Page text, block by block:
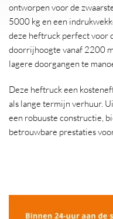
ontworpen voor de
5000 kg en een
deze heftruck perfect voor
doorrijhoogte vanaf 2200
lagere doorgangen te
Deze heftruck een
als lange termijn verhuur.
een robuuste constructie,
betrouwbare prestaties